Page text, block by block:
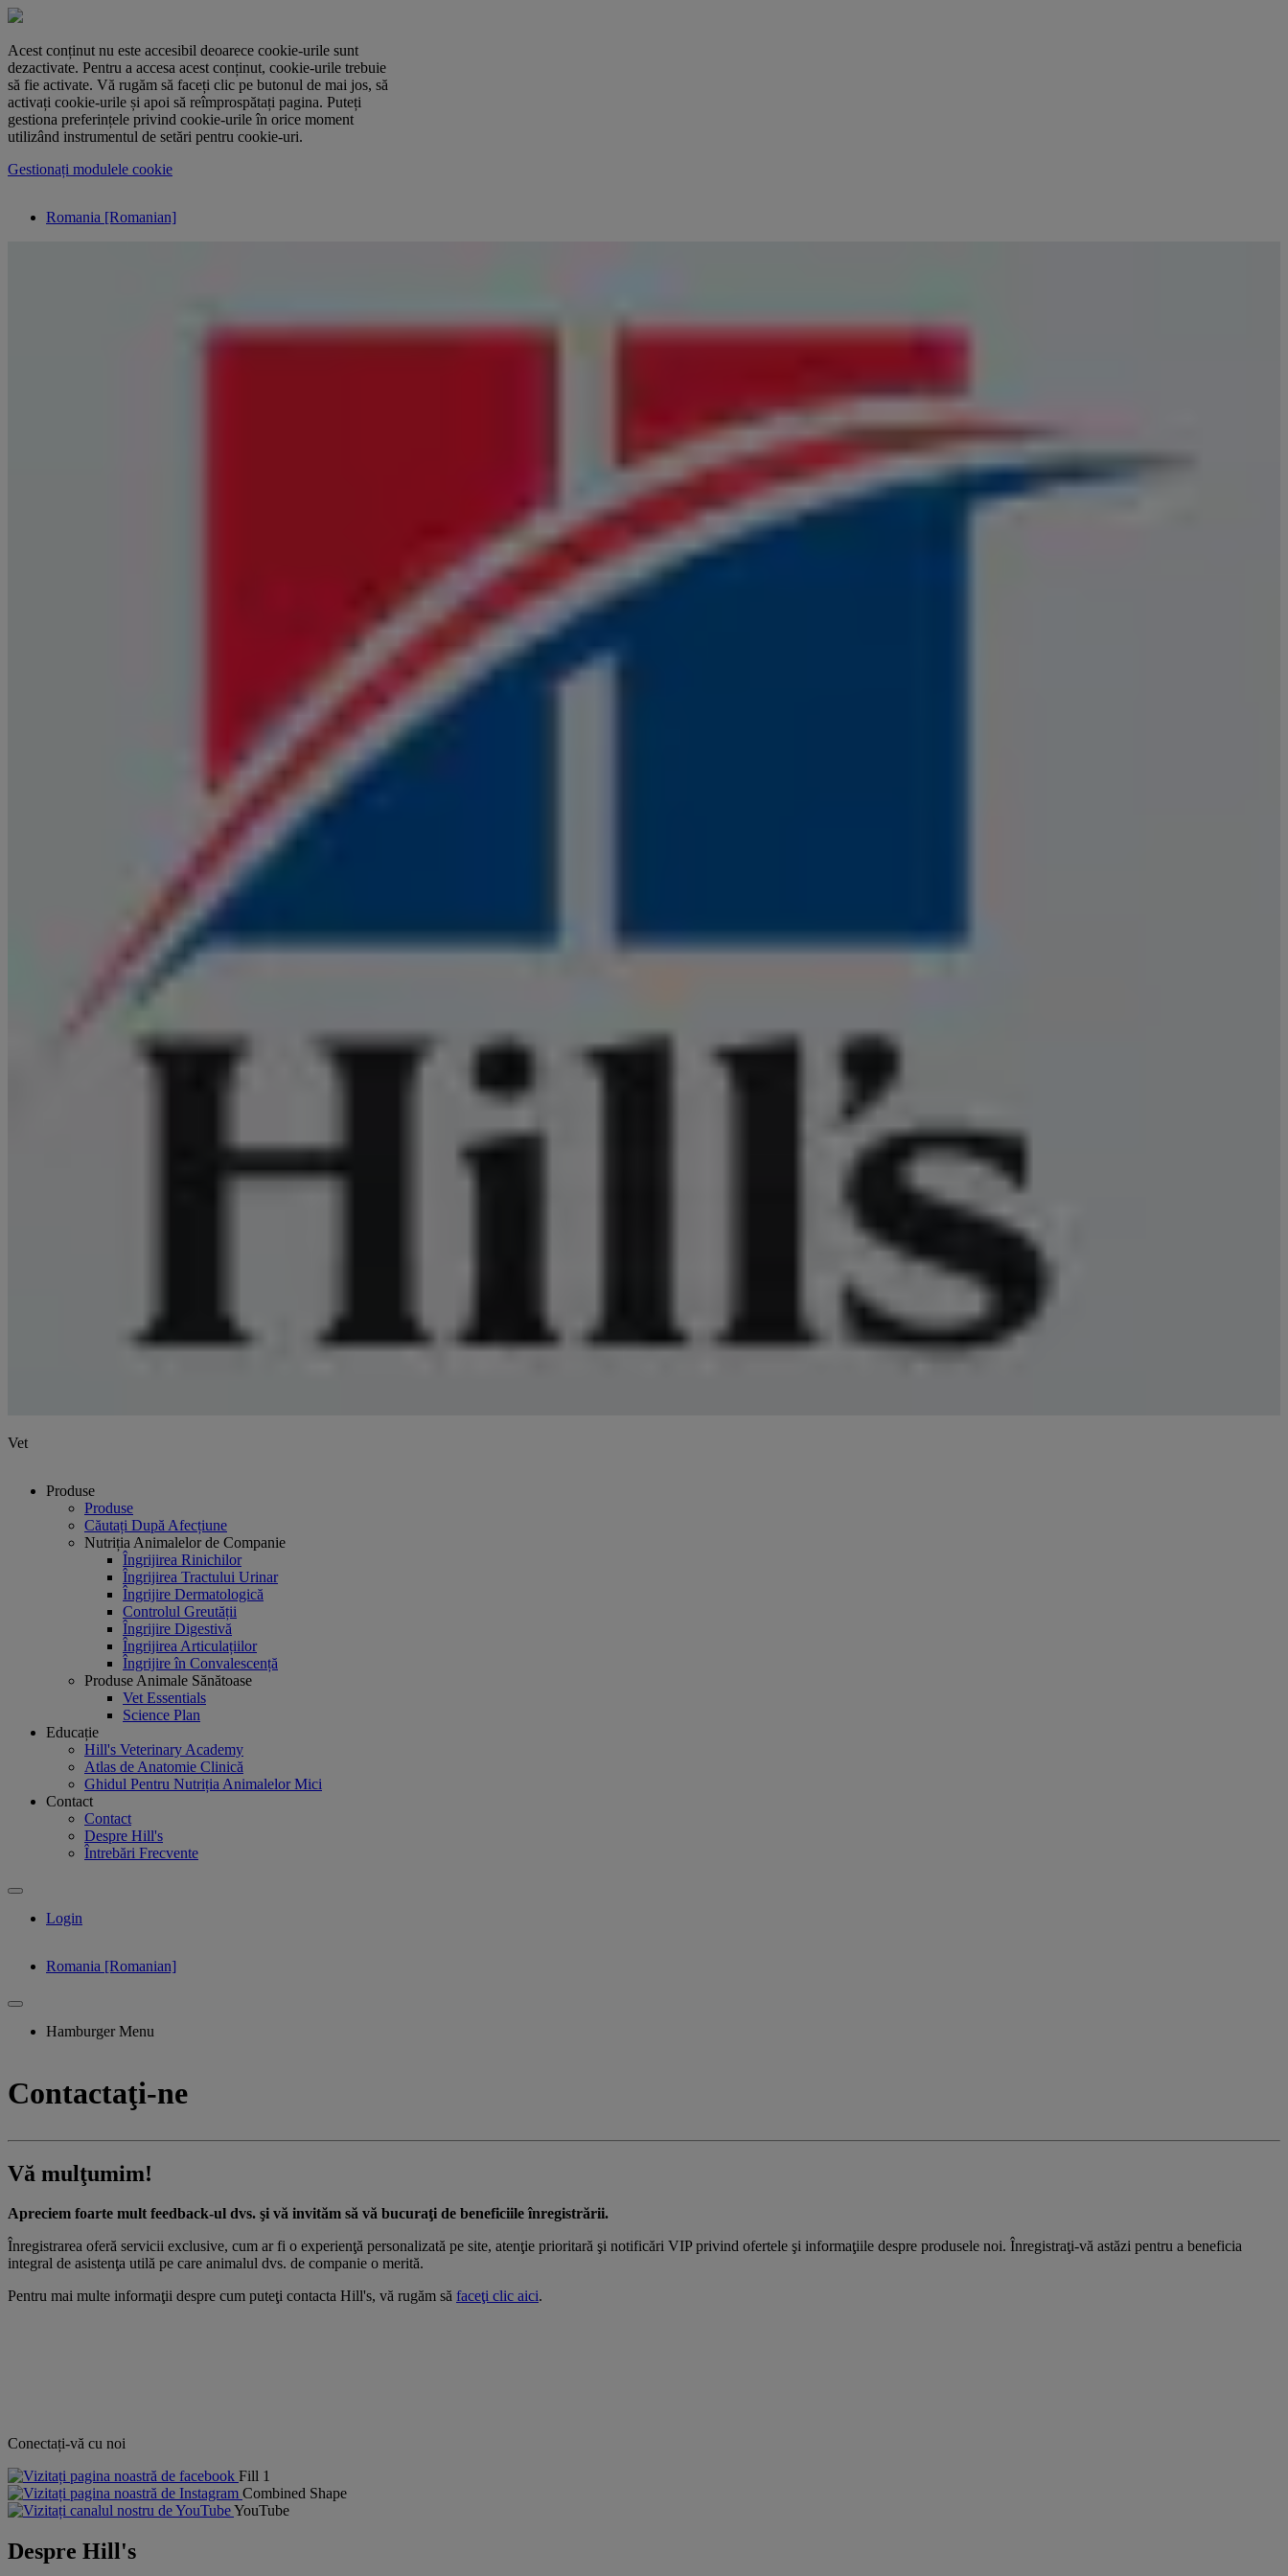
Acest conținut nu este accesibil deoarece cookie-urile sunt
dezactivate. Pentru a accesa acest conținut, cookie-urile trebuie
să fie activate. Vă rugăm să faceți clic pe butonul de mai jos, să
activați cookie-urile și apoi să reîmprospătați pagina. Puteți
gestiona preferințele privind cookie-urile în orice moment
utilizând instrumentul de setări pentru cookie-uri.
Gestionați modulele cookie
Romania [Romanian]
Vet
Produse
Produse
Căutați După Afecțiune
Nutriția Animalelor de Companie
Îngrijirea Rinichilor
Îngrijirea Tractului Urinar
Îngrijire Dermatologică
Controlul Greutății
Îngrijire Digestivă
Îngrijirea Articulațiilor
Îngrijire în Convalescență
Produse Animale Sănătoase
Vet Essentials
Science Plan
Educație
Hill's Veterinary Academy
Atlas de Anatomie Clinică
Ghidul Pentru Nutriția Animalelor Mici
Contact
Contact
Despre Hill's
Întrebări Frecvente
Login
Romania [Romanian]
Hamburger Menu
Contactaţi-ne
Vă mulţumim!
Apreciem foarte mult feedback-ul dvs. şi vă invităm să vă bucuraţi de beneficiile înregistrării.
Înregistrarea oferă servicii exclusive, cum ar fi o experienţă personalizată pe site, atenţie prioritară şi notificări VIP privind ofertele şi informaţiile despre produsele noi. Înregistraţi-vă astăzi pentru a beneficia
integral de asistenţa utilă pe care animalul dvs. de companie o merită.
Pentru mai multe informaţii despre cum puteţi contacta Hill's, vă rugăm să faceţi clic aici.
Conectați-vă cu noi
Fill 1
Combined Shape
YouTube
Despre Hill's